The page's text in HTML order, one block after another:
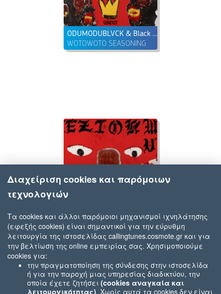
ODUMODUBLVCK & Black Sherif
WOTOWOTO SEASONING
ODUMODUBLVCK, Reeplay & Duncan Mighty
BADMAN BOUNCE
Διαχείριση cookies και παρόμοιων
τεχνολογιών
Τα cookies και άλλοι παρόμοιοι μηχανισμοί ιχνηλάτησης
(εφεξής cookies) είναι σημαντικοί για την εύρυθμη
λειτουργία της ιστοσελίδας callingtunes.cosmote.gr και για
την βελτίωση της online εμπειρίας σας. Χρησιμοποιούμε
cookies για:
την πραγματοποίηση της σύνδεσης στην ιστοσελίδα
ή για την παροχή μιας υπηρεσίας διαδικτύου, την
οποία έχετε ζητήσει (cookies αναγκαία και
λειτουργικότητας). Χωρίς αυτά τα cookies δεν είναι